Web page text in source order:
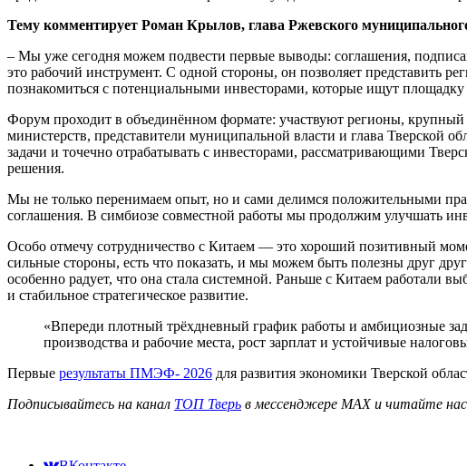
Тему комментирует Роман Крылов, глава Ржевского
– Мы уже сегодня можем подвести первые выводы: соглашения,
это рабочий инструмент. С одной стороны, он позволяет представить
познакомиться с потенциальными инвесторами, которые ищут
Форум проходит в объединённом формате: участвуют регионы,
министерств, представители муниципальной власти и глава Тверской
задачи и точечно отрабатывать с инвесторами, рассматривающими
решения.
Мы не только перенимаем опыт, но и сами делимся положительными
соглашения. В симбиозе совместной работы мы продолжим улучшать
Особо отмечу сотрудничество с Китаем — это хороший позитивный
сильные стороны, есть что показать, и мы можем быть полезны друг
особенно радует, что она стала системной. Раньше с Китаем работали
и стабильное стратегическое развитие.
«Впереди плотный трёхдневный график работы и амбициозные
производства и рабочие места, рост зарплат и устойчивые
Первые результаты ПМЭФ- 2026 для развития экономики Тверской
Подписывайтесь на канал ТОП Тверь в мессенджере MAX и читайте